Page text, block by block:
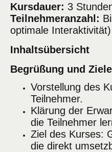
Kursdauer: 3
Teilnehmeranzahl:
optimale Interaktivität)
Inhaltsübersicht
Begrüßung und Ziele
Vorstellung des
Teilnehmer.
Klärung der
die Teilnehmer
Ziel des Kurses:
die direkt